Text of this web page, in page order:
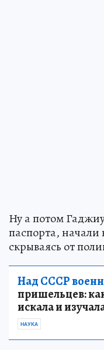
Ну а потом
паспорта, начали
скрываясь от
Над СССР
пришельцев:
искала и
НАУКА